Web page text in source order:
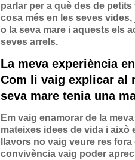
parlar per a què des de
cosa més en les seves
o la seva mare i aquests els
seves arrels.
La meva experiència
Com li vaig explicar al
seva mare tenia una
Em vaig enamorar de la
mateixes idees de vida i això
llavors no vaig veure res
convivència vaig poder